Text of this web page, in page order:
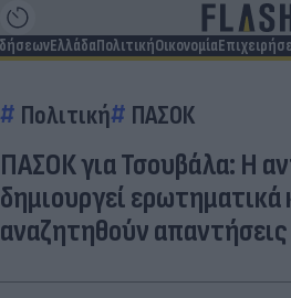
ΕλλάδαΠολιτικήΟικονομία
Πολιτική ΠΑΣΟΚ
ΠΑΣΟΚ για Τσουβάλα: Η
δημιουργεί ερωτηματικά
αναζητηθούν απαντήσεις